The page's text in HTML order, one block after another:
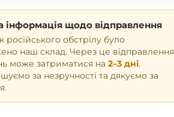
інформація щодо відправлення
російського обстрілу було
наш склад. Через це відправлення
може затриматися на 2–3 дні.
за незручності та дякуємо за